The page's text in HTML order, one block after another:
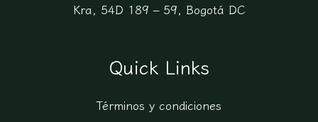
Kra, 54D 189 – 59, Bogotá DC
Quick Links
Términos y condiciones